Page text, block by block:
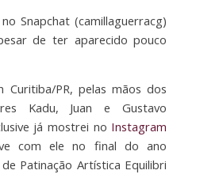
Snapchat (camillaguerracg)
de ter aparecido pouco
Curitiba/PR, pelas mãos dos
Kadu, Juan e Gustavo
já mostrei no Instagram
com ele no final do ano
Patinação Artística Equilibri